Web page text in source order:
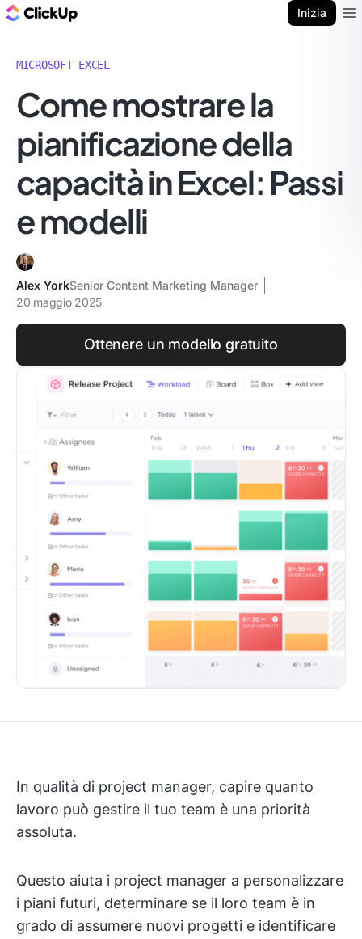
Inizia
MICROSOFT EXCEL
Come mostrare la
pianificazione della
capacità in Excel: Passi
e modelli
Alex YorkSenior Content Marketing Manager
20 maggio 2025
Ottenere un modello gratuito
In qualità di project manager, capire quanto
lavoro può gestire il tuo team è una priorità
assoluta.
Questo aiuta i project manager a personalizzare
i piani futuri, determinare se il loro team è in
grado di assumere nuovi progetti e identificare